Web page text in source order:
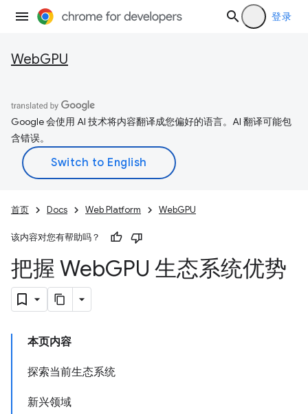
登录
WebGPU
Google 会使用 AI 技术将内容翻译成您偏好的语言。AI 翻译可能包
含错误。
首页 Docs Web Platform WebGPU
该内容对您有帮助吗？
把握 WebGPU 生态系统优势
本页内容
探索当前生态系统
新兴领域